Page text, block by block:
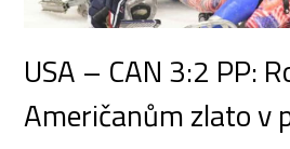
USA – CAN 3:2 PP:
Američanům zlato v